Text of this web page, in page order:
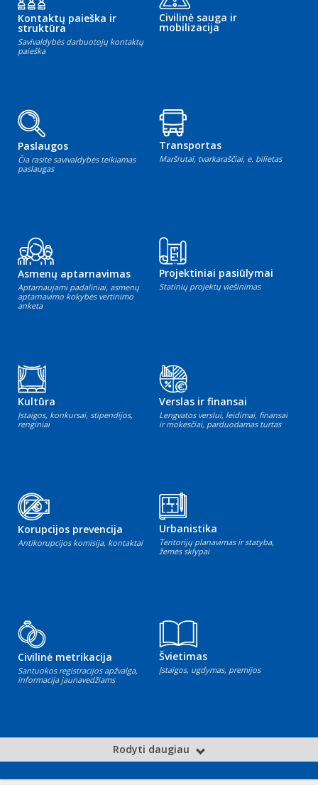
Kontaktų paieška ir
struktūra
Savivaldybės darbuotojų kontaktų
paieška
Civilinė sauga ir
mobilizacija
Paslaugos
Čia rasite savivaldybės teikiamas
paslaugas
Transportas
Maršrutai, tvarkaraščiai, e. bilietas
Asmenų aptarnavimas
Aptarnaujami padaliniai, asmenų
aptarnavimo kokybės vertinimo
anketa
Projektiniai pasiūlymai
Statinių projektų viešinimas
Kultūra
Įstaigos, konkursai, stipendijos,
renginiai
Verslas ir finansai
Lengvatos verslui, leidimai, finansai
ir mokesčiai, parduodamas turtas
Korupcijos prevencija
Antikorupcijos komisija, kontaktai
Urbanistika
Teritorijų planavimas ir statyba,
žemės sklypai
Civilinė metrikacija
Santuokos registracijos apžvalga,
informacija jaunavedžiams
Švietimas
Įstaigos, ugdymas, premijos
Rodyti daugiau